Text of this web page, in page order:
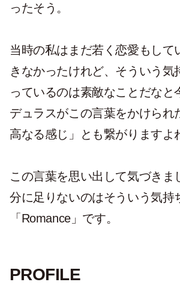
ったそう。
当時の私はまだ若く恋愛もして
きなかったけれど、そういう気
っているのは素敵なことだなと
デュラスがこの言葉をかけられ
高なる感じ」とも繋がりますよ
この言葉を思い出して気づきま
分に足りないのはそういう気持
「Romance」です。
PROFILE